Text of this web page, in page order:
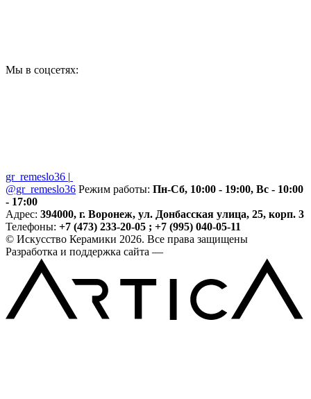
Мы в соцсетях:
gr_remeslo36 |
@gr_remeslo36 Режим работы: Пн-Сб, 10:00 - 19:00, Вс - 10:00
- 17:00
Адрес: 394000, г. Воронеж, ул. Донбасская улица, 25, корп. 3
Телефоны: +7 (473) 233-20-05 ; +7 (995) 040-05-11
© Искусство Керамики 2026. Все права защищены
Разработка и поддержка сайта —